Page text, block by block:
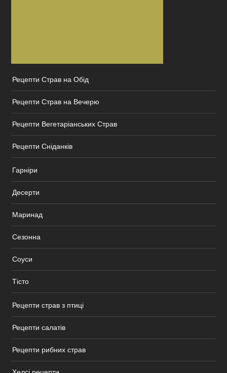
Рецепти Страв на Обід
Рецепти Страв на Вечерю
Рецепти Вегетаріанських Страв
Рецепти Сніданків
Гарніри
Десерти
Маринад
Сезонна
Соуси
Тісто
Рецепти страв з птиці
Рецепти салатів
Рецепти рибних страв